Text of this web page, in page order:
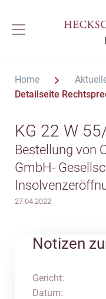
Home
Detailseite
KG 22 W
Bestellung von
GmbH-
27.04.2022
Notizen
Gericht:
Datum: